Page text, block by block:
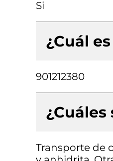
Si
¿Cuál
901212380
Transporte de